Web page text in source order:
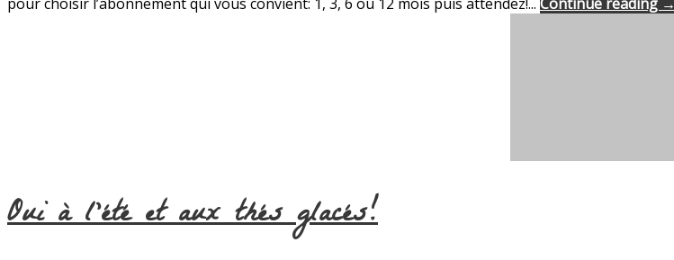
Oui à l’été et aux thés glacés!